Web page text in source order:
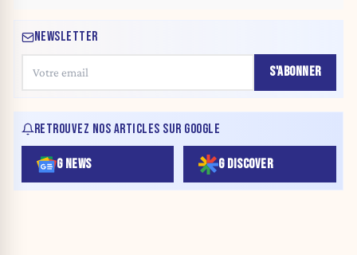
NEWSLETTER
S'ABONNER
RETROUVEZ NOS ARTICLES SUR GOOGLE
G NEWS G DISCOVER